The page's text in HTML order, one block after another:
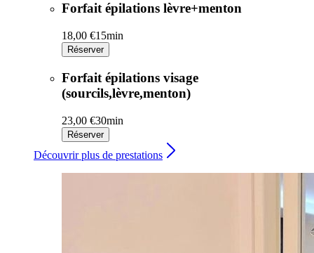
Forfait épilations lèvre+menton
18,00 €15min
Réserver
Forfait épilations visage
(sourcils,lèvre,menton)
23,00 €30min
Réserver
Découvrir plus de prestations